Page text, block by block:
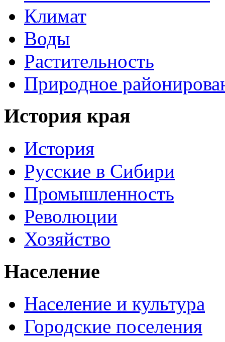
Климат
Воды
Растительность
Природное
История края
История
Русские в Сибири
Промышленность
Революции
Хозяйство
Население
Население и культура
Городские поселения